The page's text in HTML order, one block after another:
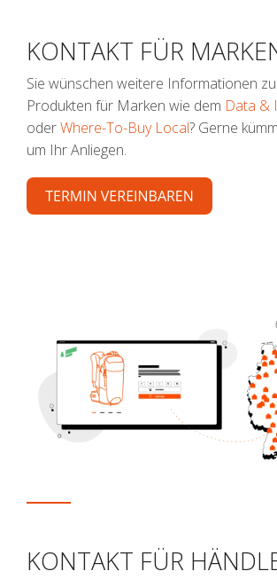
KONTAKT FÜR
Sie wünschen weitere Informationen
Produkten für Marken wie dem Data &
oderWhere-To-Buy Local? Gerne
um Ihr Anliegen.
KONTAKT FÜR